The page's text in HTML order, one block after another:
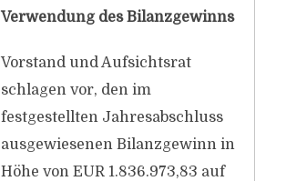
Verwendung des Bilanzgewinns
Vorstand und Aufsichtsrat
schlagen vor, den im
festgestellten Jahresabschluss
ausgewiesenen Bilanzgewinn in
Höhe von EUR 1.836.973,83 auf